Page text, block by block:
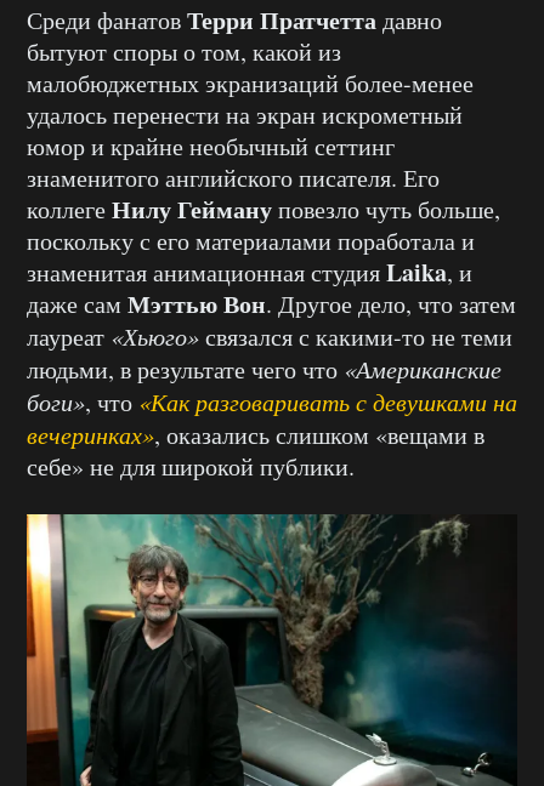
Среди фанатовТерри Пратчеттадавно
бытуют споры о том, какой из
малобюджетных экранизаций более-менее
удалось перенести на экран искрометный
юмор и крайне необычный сеттинг
знаменитого английского писателя. Его
коллегеНилу Геймануповезло чуть больше,
поскольку с его материалами поработала и
знаменитая анимационная студияLaika, и
даже сам Мэттью Вон. Другое дело, что затем
лауреат «Хьюго»связался с какими-то не теми
людьми, в результате чего что «Американские
боги», что «Как разговаривать с девушками на
вечеринках», оказались слишком «вещами в
себе» не для широкой публики.